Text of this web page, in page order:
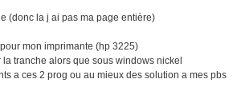
(donc la j ai pas ma page entière)
mon imprimante (hp 3225)
tranche alors que sous windows nickel
a ces 2 prog ou au mieux des solution a mes pbs